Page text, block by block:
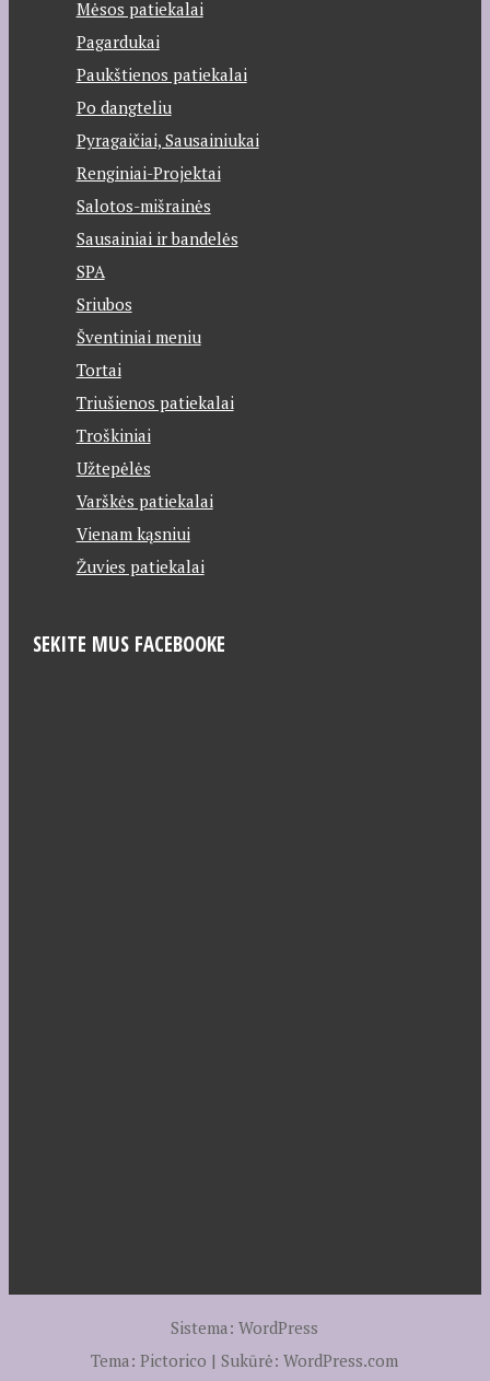
Mėsos patiekalai
Pagardukai
Paukštienos patiekalai
Po dangteliu
Pyragaičiai, Sausainiukai
Renginiai-Projektai
Salotos-mišrainės
Sausainiai ir bandelės
SPA
Sriubos
Šventiniai meniu
Tortai
Triušienos patiekalai
Troškiniai
Užtepėlės
Varškės patiekalai
Vienam kąsniui
Žuvies patiekalai
SEKITE MUS FACEBOOKE
Sistema: WordPress
Tema: Pictorico | Sukūrė:WordPress.com